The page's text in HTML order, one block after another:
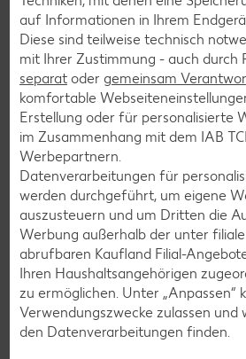
Salat-Rezepte
Spargel-Rezepte
Fleisch-Rezepte
Fisch-Rezepte
Geflügel-Rezepte
Lamm-Rezepte
Grill-Rezepte
Muffin-Rezepte
Apfelkuchen-Rezepte
auf Informationen in Ihrem
Diese sind teilweise technisch
mit Ihrer Zustimmung - auch durch
separat oder gemeinsam
komfortable
Erstellung oder für personalisierte
im Zusammenhang mit dem IAB
Werbepartnern.
Datenverarbeitungen für
werden durchgeführt, um eigene
auszusteuern und um Dritten die
Werbung außerhalb der unter
abrufbaren Kaufland Filial-
Ihren Haushaltsangehörigen
zu ermöglichen. Unter „Anpassen“
Verwendungszwecke zulassen und
den Datenverarbeitungen finden.